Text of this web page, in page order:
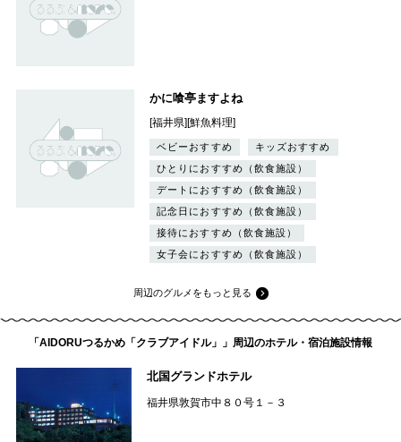
かに喰亭ますよね
[福井県][鮮魚料理]
ベビーおすすめ
キッズおすすめ
ひとりにおすすめ（飲食施設）
デートにおすすめ（飲食施設）
記念日におすすめ（飲食施設）
接待におすすめ（飲食施設）
女子会におすすめ（飲食施設）
周辺のグルメをもっと見る
「AIDORUつるかめ「クラブアイドル」」周辺のホテル・宿泊施設情報
北国グランドホテル
福井県敦賀市中８０号１－３